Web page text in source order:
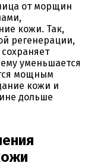
от морщин
кожи. Так,
регенерации,
уменьшается
мощным
кожи и
дольше